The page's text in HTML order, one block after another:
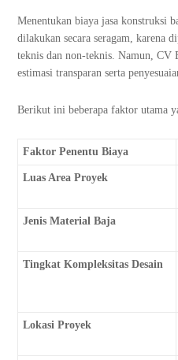
Menentukan biaya jasa konstruksi
dilakukan secara seragam, karena
teknis dan non-teknis. Namun, CV
estimasi transparan serta
Berikut ini beberapa faktor utama
Faktor Penentu Biaya
Luas Area Proyek
Jenis Material Baja
Tingkat Kompleksitas Desain
Lokasi Proyek